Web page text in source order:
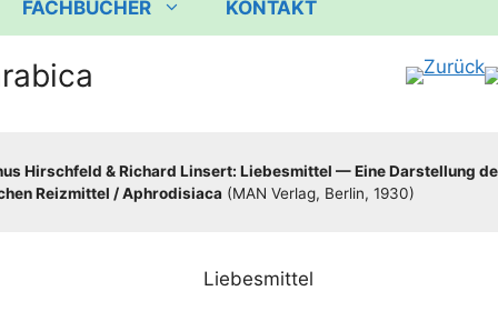
FACHBÜCHER KONTAKT
Hirsch­feld & Richard Lin­sert: Lie­bes­mit­tel — Eine Dar­stel­lung
Reiz­mit­tel /​​ Aphro­di­sia­ca (MAN Ver­lag, Ber­lin, 1930)